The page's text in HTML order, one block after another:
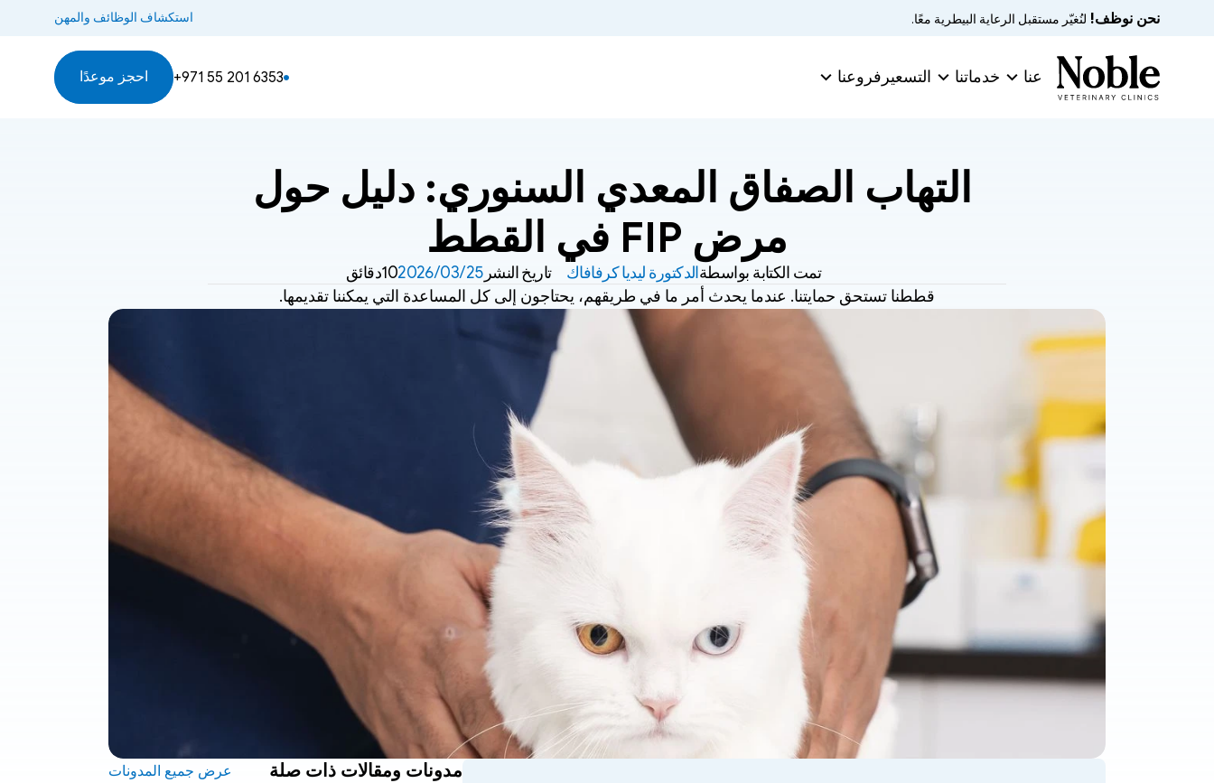
مرض FIP في القطط
تمت الكتابة بواسطةالدكتورة ليديا كرفافاك تاريخ النشر 25‏/03‏/2026
10دقائق
قططنا تستحق حمايتنا. عندما يحدث أمر ما في طريقهم، يحتاجون إلى كل المساعدة التي يمكننا تقديمها.
مدونات ومقالات ذات صلة عرض جميع المدونات
نحن نوظف! لنُغيّر مستقبل الرعاية البيطرية معًا. استكشاف الوظائف والمهن
عنا خدماتنا التسعير فروعنا +971 55 201 6353 احجز موعدًا